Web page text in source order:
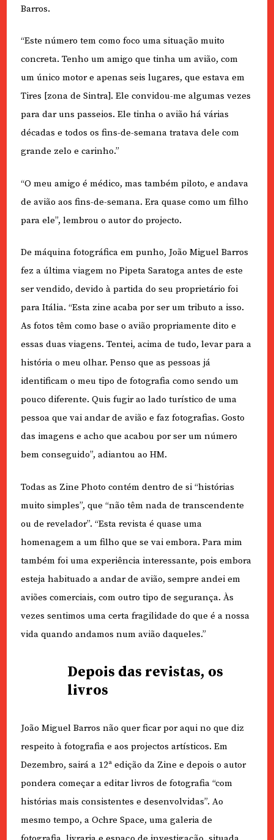
Barros.
“Este número tem como foco uma situação muito
concreta. Tenho um amigo que tinha um avião, com
um único motor e apenas seis lugares, que estava em
Tires [zona de Sintra]. Ele convidou-me algumas vezes
para dar uns passeios. Ele tinha o avião há várias
décadas e todos os fins-de-semana tratava dele com
grande zelo e carinho.”
“O meu amigo é médico, mas também piloto, e andava
de avião aos fins-de-semana. Era quase como um filho
para ele”, lembrou o autor do projecto.
De máquina fotográfica em punho, João Miguel Barros
fez a última viagem no Pipeta Saratoga antes de este
ser vendido, devido à partida do seu proprietário foi
para Itália. “Esta zine acaba por ser um tributo a isso.
As fotos têm como base o avião propriamente dito e
essas duas viagens. Tentei, acima de tudo, levar para a
história o meu olhar. Penso que as pessoas já
identificam o meu tipo de fotografia como sendo um
pouco diferente. Quis fugir ao lado turístico de uma
pessoa que vai andar de avião e faz fotografias. Gosto
das imagens e acho que acabou por ser um número
bem conseguido”, adiantou ao HM.
Todas as Zine Photo contém dentro de si “histórias
muito simples”, que “não têm nada de transcendente
ou de revelador”. “Esta revista é quase uma
homenagem a um filho que se vai embora. Para mim
também foi uma experiência interessante, pois embora
esteja habituado a andar de avião, sempre andei em
aviões comerciais, com outro tipo de segurança. Às
vezes sentimos uma certa fragilidade do que é a nossa
vida quando andamos num avião daqueles.”
Depois das revistas, os
livros
João Miguel Barros não quer ficar por aqui no que diz
respeito à fotografia e aos projectos artísticos. Em
Dezembro, sairá a 12ª edição da Zine e depois o autor
pondera começar a editar livros de fotografia “com
histórias mais consistentes e desenvolvidas”. Ao
mesmo tempo, a Ochre Space, uma galeria de